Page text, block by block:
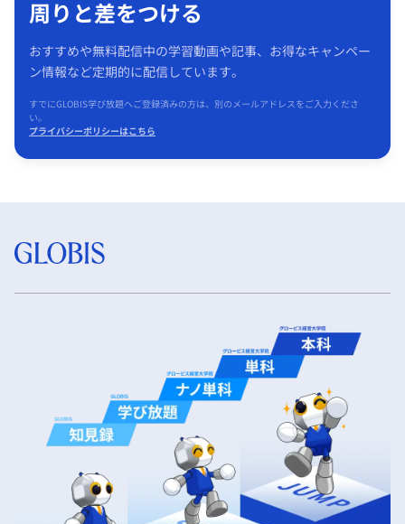
周りと差をつける
おすすめや無料配信中の学習動画や記事、お得なキャンペー
ン情報など定期的に配信しています。
すでにGLOBIS学び放題へご登録済みの方は、別のメールアドレスをご入力くださ
い。
プライバシーポリシーはこちら